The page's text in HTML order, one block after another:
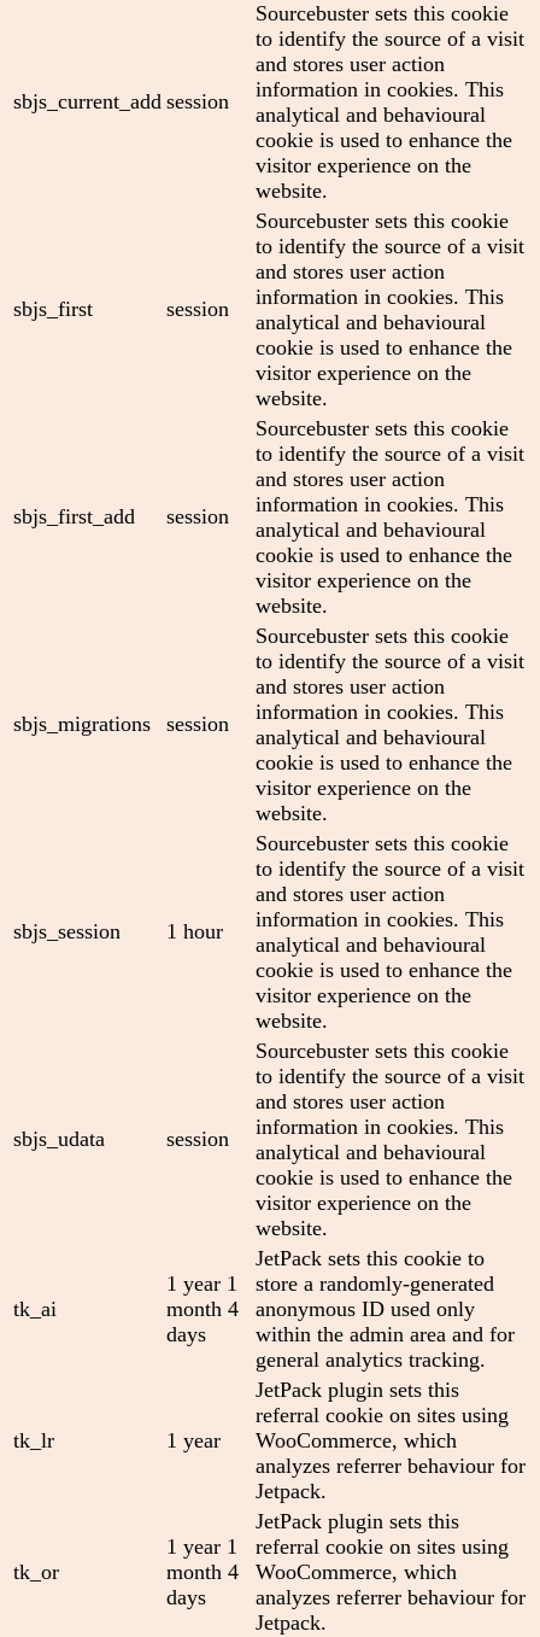
sbjs_current_add session
Sourcebuster sets this cookie
to identify the source of a visit
and stores user action
information in cookies. This
analytical and behavioural
cookie is used to enhance the
visitor experience on the
website.
sbjs_first session
Sourcebuster sets this cookie
to identify the source of a visit
and stores user action
information in cookies. This
analytical and behavioural
cookie is used to enhance the
visitor experience on the
website.
sbjs_first_add session
Sourcebuster sets this cookie
to identify the source of a visit
and stores user action
information in cookies. This
analytical and behavioural
cookie is used to enhance the
visitor experience on the
website.
sbjs_migrations session
Sourcebuster sets this cookie
to identify the source of a visit
and stores user action
information in cookies. This
analytical and behavioural
cookie is used to enhance the
visitor experience on the
website.
sbjs_session 1 hour
Sourcebuster sets this cookie
to identify the source of a visit
and stores user action
information in cookies. This
analytical and behavioural
cookie is used to enhance the
visitor experience on the
website.
sbjs_udata session
Sourcebuster sets this cookie
to identify the source of a visit
and stores user action
information in cookies. This
analytical and behavioural
cookie is used to enhance the
visitor experience on the
website.
tk_ai
1 year 1
month 4
days
JetPack sets this cookie to
store a randomly-generated
anonymous ID used only
within the admin area and for
general analytics tracking.
tk_lr 1 year
JetPack plugin sets this
referral cookie on sites using
WooCommerce, which
analyzes referrer behaviour for
Jetpack.
tk_or
1 year 1
month 4
days
JetPack plugin sets this
referral cookie on sites using
WooCommerce, which
analyzes referrer behaviour for
Jetpack.